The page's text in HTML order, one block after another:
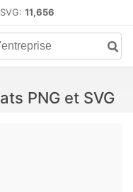
11,656
PNG et SVG